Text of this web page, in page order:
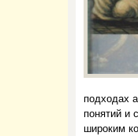
подходах
понятий и
широким